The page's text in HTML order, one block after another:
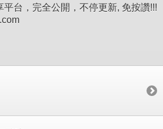
台，完全公開，不停更新, 免按讚!!!